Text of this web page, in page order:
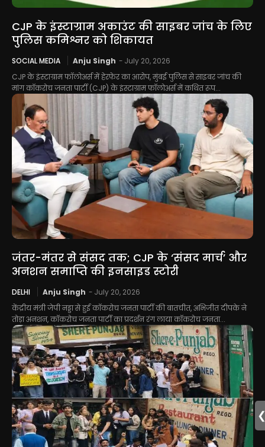
CJP के इंस्टाग्राम अकाउंट की साइबर जांच के लिए
पुलिस कमिश्नर को शिकायत
SOCIAL MEDIA Anju Singh - July 20, 2026
CJP के इंस्टाग्राम फॉलोअर्स में हेरफेर का आरोप, मुंबई पुलिस से साइबर जांच की
मांग कॉकरोच जनता पार्टी (CJP) के इंस्टाग्राम फॉलोअर्स में कथित रूप...
जंतर-मंतर से संसद तक; CJP के ‘संसद मार्च’ और
अनशन समाप्ति की इनसाइड स्टोरी
DELHI Anju Singh - July 20, 2026
केंद्रीय मंत्री जेपी नड्डा से हुई कॉकरोच जनता पार्टी की बातचीत, अभिजीत दीपके ने
तोड़ा अनशन, कॉकरोच जनता पार्टी का प्रदर्शन रंग लाया कॉकरोच जनता...